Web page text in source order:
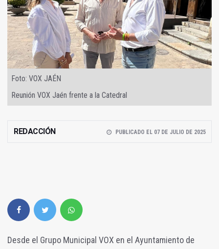
Foto: VOX JAÉN
Reunión VOX Jaén frente a la Catedral
REDACCIÓN PUBLICADO EL 07 DE JULIO DE 2025
Desde el Grupo Municipal VOX en el Ayuntamiento de